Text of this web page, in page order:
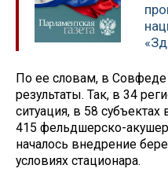
По ее словам, в
результаты. Так, в 34
ситуация, в 58
415 фельдшерско-
началось внедрение
условиях стационара.